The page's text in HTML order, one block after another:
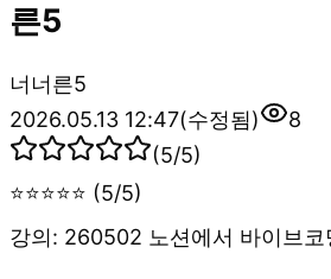
른5
너너른5
2026.05.13 12:47(수정됨)
8
(5/5)
⭐⭐⭐⭐⭐ (5/5)
강의: 260502 노션에서 바이브코